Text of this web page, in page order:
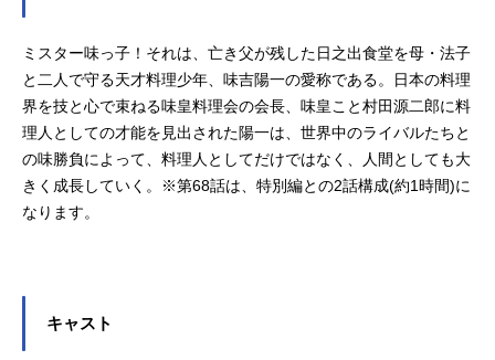
ミスター味っ子！それは、亡き父が残した日之出食堂を母・法子
と二人で守る天才料理少年、味吉陽一の愛称である。日本の料理
界を技と心で束ねる味皇料理会の会長、味皇こと村田源二郎に料
理人としての才能を見出された陽一は、世界中のライバルたちと
の味勝負によって、料理人としてだけではなく、人間としても大
きく成長していく。※第68話は、特別編との2話構成(約1時間)に
なります。
キャスト